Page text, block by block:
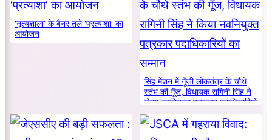
‘नृत्यशाला’ के बैनर तले ‘प्रत्याशा’ का
आयोजन
सिंह मेंशन में गूँजी लोकतंत्र के चौथे
स्तंभ की गूँज, विधायक रागिनी सिंह ने
किया नवनियुक्त पत्रकार पदाधिकारियों
का सम्मान